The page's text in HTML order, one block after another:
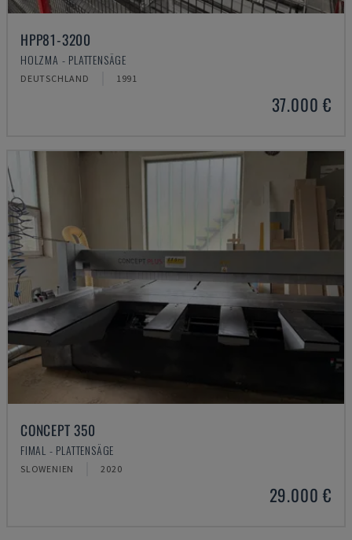
HPP81-3200
HOLZMA - PLATTENSÄGE
DEUTSCHLAND 1991
37.000 €
CONCEPT 350
FIMAL - PLATTENSÄGE
SLOWENIEN 2020
29.000 €